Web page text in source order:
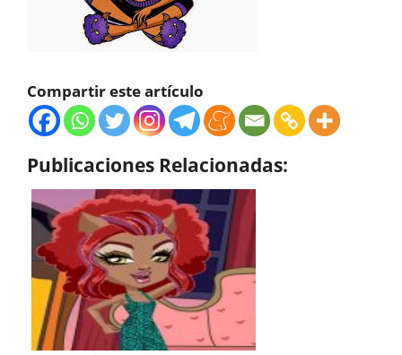
Compartir este artículo
Publicaciones Relacionadas: